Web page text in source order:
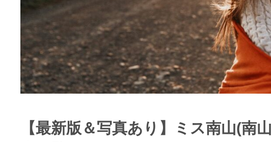
【最新版＆写真あり】ミス南山(南